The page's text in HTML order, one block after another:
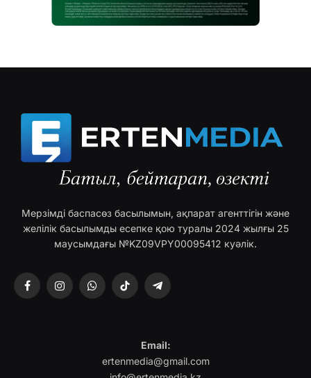
Мерзімді баспасөз басылымын, ақпарат агенттігін және
желілік басылымды есепке қою туралы 2024 жылғы 25
маусымдағы №KZ09VPY00095412 куәлік.
FacebookInstagramWhatsAppTikTok Telegram
Email:
ertenmedia@gmail.com